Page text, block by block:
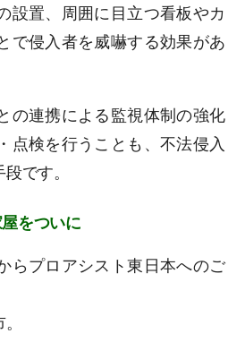
設置、周囲に目立つ看板やカ
で侵入者を威嚇する効果があ
の連携による監視体制の強化
点検を行うことも、不法侵入
です。
をついに
らプロアシスト東日本へのご